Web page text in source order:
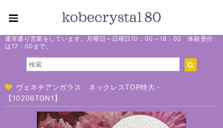
通常通り営業をしています。月曜日～日曜日10：00～18：00 体験受付
は17：00まで。
ヴェネチアンガラス ネックレスTOP特大・
【10206TGN1】